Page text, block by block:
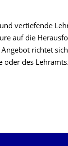
vertiefende
auf die
richtet
oder des Lehramts.